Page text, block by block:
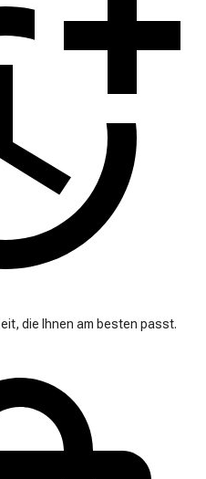
die Ihnen am besten passt.